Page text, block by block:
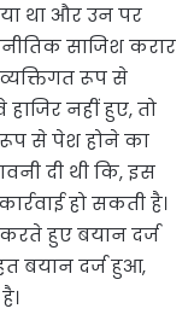
था और उन पर
साजिश करार
रूप से
नहीं हुए, तो
रूप से पेश होने का
दी थी कि, इस
हो सकती है।
हुए बयान दर्ज
बयान दर्ज हुआ,